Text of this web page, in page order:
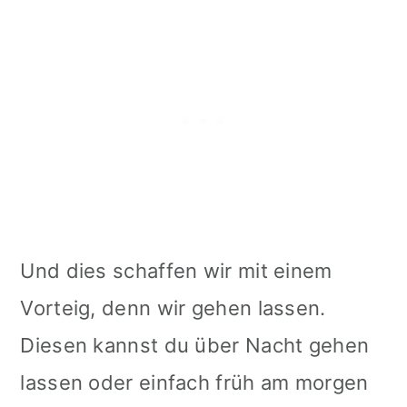
Und dies schaffen wir mit einem
Vorteig, denn wir gehen lassen.
Diesen kannst du über Nacht gehen
lassen oder einfach früh am morgen